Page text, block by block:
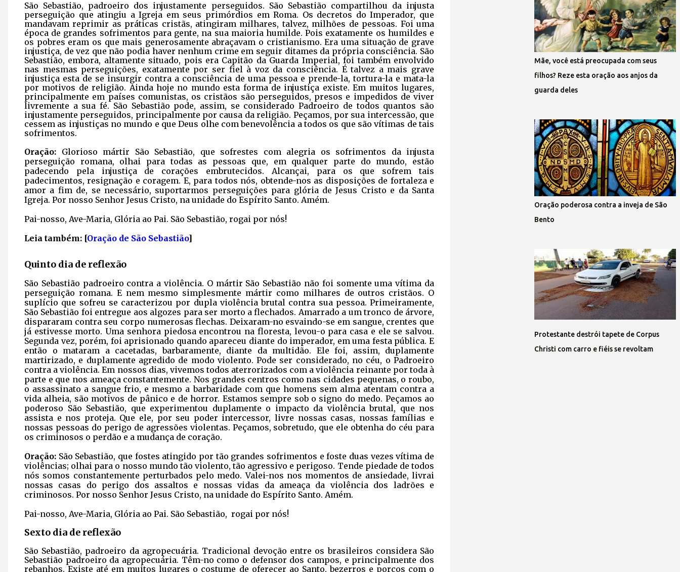
São Sebastião, padroeiro dos injustamente perseguidos. São Sebastião compartilhou da injusta
perseguição que atingiu a Igreja em seus primórdios em Roma. Os decretos do Imperador, que
mandavam reprimir as práticas cristãs, atingiram milhares, talvez, milhões de pessoas. Foi uma
época de grandes sofrimentos para gente, na sua maioria humilde. Pois exatamente os humildes e
os pobres eram os que mais generosamente abraçavam o cristianismo. Era uma situação de grave
injustiça, de vez que não podia haver nenhum crime em seguir ditames da própria consciência. São
Sebastião, embora, altamente situado, pois era Capitão da Guarda Imperial, foi também envolvido
nas mesmas perseguições, exatamente por ser fiel à voz da consciência. É talvez a mais grave
injustiça esta de se insurgir contra a consciência de uma pessoa e prende-la, tortura-la e mata-la
por motivos de religião. Ainda hoje no mundo esta forma de injustiça existe. Em muitos lugares,
principalmente em países comunistas, os cristãos são perseguidos, presos e impedidos de viver
livremente a sua fé. São Sebastião pode, assim, se considerado Padroeiro de todos quantos são
injustamente perseguidos, principalmente por causa da religião. Peçamos, por sua intercessão, que
cessem as injustiças no mundo e que Deus olhe com benevolência a todos os que são vítimas de tais
sofrimentos.
Oração: Glorioso mártir São Sebastião, que sofrestes com alegria os sofrimentos da injusta
perseguição romana, olhai para todas as pessoas que, em qualquer parte do mundo, estão
padecendo pela injustiça de corações embrutecidos. Alcançai, para os que sofrem tais
padecimentos, resignação e coragem. E, para todos nós, obtende-nos as disposições de fortaleza e
amor a fim de, se necessário, suportarmos perseguições para glória de Jesus Cristo e da Santa
Igreja. Por nosso Senhor Jesus Cristo, na unidade do Espírito Santo. Amém.
Pai-nosso, Ave-Maria, Glória ao Pai. São Sebastião, rogai por nós!
Leia também: [Oração de São Sebastião]
Quinto dia de reflexão
São Sebastião padroeiro contra a violência. O mártir São Sebastião não foi somente uma vítima da
perseguição romana. E nem mesmo simplesmente mártir como milhares de outros cristãos. O
suplício que sofreu se caracterizou por dupla violência brutal contra sua pessoa. Primeiramente,
São Sebastião foi entregue aos algozes para ser morto a flechados. Amarrado a um tronco de árvore,
dispararam contra seu corpo numerosas flechas. Deixaram-no esvaindo-se em sangue, crentes que
já estivesse morto. Uma senhora piedosa encontrou na floresta, levou-o para casa e ele se salvou.
Segunda vez, porém, foi aprisionado quando apareceu diante do imperador, em uma festa pública. E
então o mataram a cacetadas, barbaramente, diante da multidão. Ele foi, assim, duplamente
martirizado, e duplamente agredido de modo violento. Pode ser considerado, no céu, o Padroeiro
contra a violência. Em nossos dias, vivemos todos aterrorizados com a violência reinante por toda à
parte e que nos ameaça constantemente. Nos grandes centros como nas cidades pequenas, o roubo,
o assassinato a sangue frio, e mesmo a barbaridade com que homens sem alma atentam contra a
vida alheia, são motivos de pânico e de horror. Estamos sempre sob o signo do medo. Peçamos ao
poderoso São Sebastião, que experimentou duplamente o impacto da violência brutal, que nos
assista e nos proteja. Que ele, por seu poder intercessor, livre nossas casas, nossas famílias e
nossas pessoas do perigo de agressões violentas. Peçamos, sobretudo, que ele obtenha do céu para
os criminosos o perdão e a mudança de coração.
Oração: São Sebastião, que fostes atingido por tão grandes sofrimentos e foste duas vezes vítima de
violências; olhai para o nosso mundo tão violento, tão agressivo e perigoso. Tende piedade de todos
nós somos constantemente perturbados pelo medo. Valei-nos nos momentos de ansiedade, livrai
nossas casas do perigo dos assaltos e nossas vidas da ameaça da violência dos ladrões e
criminosos. Por nosso Senhor Jesus Cristo, na unidade do Espírito Santo. Amém.
Pai-nosso, Ave-Maria, Glória ao Pai. São Sebastião, rogai por nós!
Sexto dia de reflexão
São Sebastião, padroeiro da agropecuária. Tradicional devoção entre os brasileiros considera São
Sebastião padroeiro da agropecuária. Têm-no como o defensor dos campos, e principalmente dos
rebanhos. Existe até em muitos lugares o costume de oferecer ao Santo, bezerros e porcos com o
Mãe, você está preocupada com seus
filhos? Reze esta oração aos anjos da
guarda deles
Oração poderosa contra a inveja de São
Bento
Protestante destrói tapete de Corpus
Christi com carro e fiéis se revoltam